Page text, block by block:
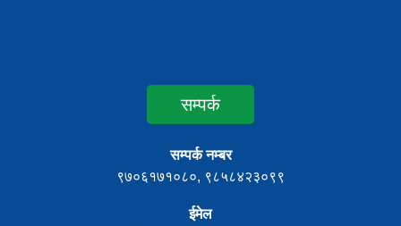
सम्पर्क
सम्पर्क नम्बर
९७०६१७१०८०, ९८५८४२३०९९
ईमेल